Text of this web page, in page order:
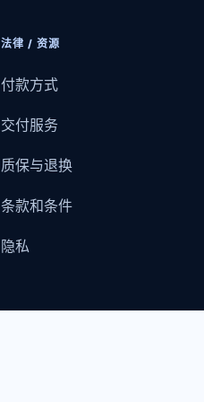
法律 / 资源
付款方式
交付服务
质保与退换
条款和条件
隐私